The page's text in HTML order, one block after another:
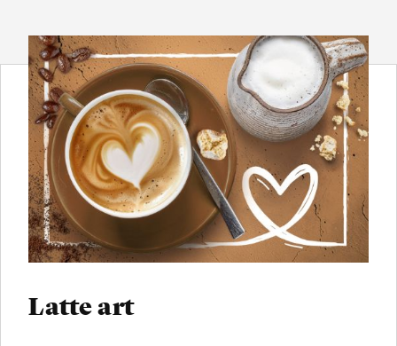
Latte art